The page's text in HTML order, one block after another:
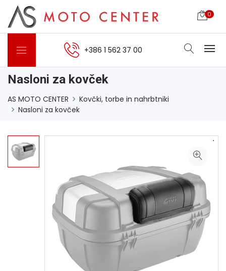
0
+386 1 562 37 00
Nasloni za kovček
AS MOTO CENTER
Kovčki, torbe in nahrbtniki
Nasloni za kovček